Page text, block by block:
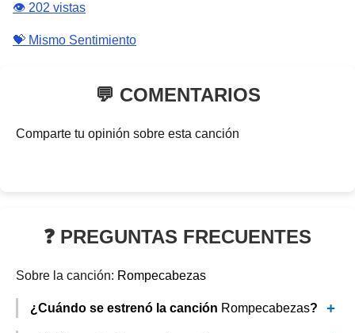
👁️ 202 vistas
💝 Mismo Sentimiento
💬 COMENTARIOS
Comparte tu opinión sobre esta canción
❓ PREGUNTAS FRECUENTES
Sobre la canción: Rompecabezas
¿Cuándo se estrenó la canción Rompecabezas?